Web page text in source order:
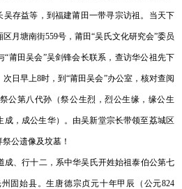
吴存益等，到福建莆田一带寻宗访祖。当天下
月塘南街559号，莆田“吴氏文化研究会”委员
莆田吴会”吴剑锋会长联系，查访华公祖先下
日早上8时，到“莆田吴会”办公室，核对查阅
公第八代孙（祭公生烈，烈公生缘，缘公生
，成公生华）。由吴新堂宗长带领至荔城区
公遗像及坟墓！
、行十二，系中华吴氏开姓始祖泰伯公第七
固始县。生唐德宗贞元十年甲辰（公元824